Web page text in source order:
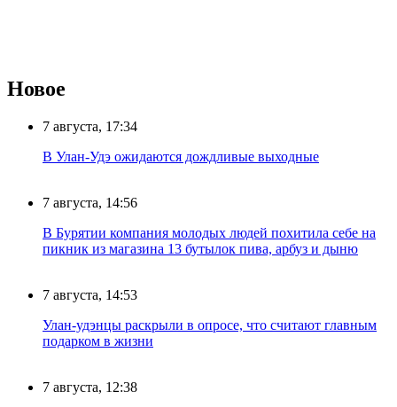
Новое
7 августа, 17:34
В Улан-Удэ ожидаются дождливые выходные
7 августа, 14:56
В Бурятии компания молодых людей похитила себе на
пикник из магазина 13 бутылок пива, арбуз и дыню
7 августа, 14:53
Улан-удэнцы раскрыли в опросе, что считают главным
подарком в жизни
7 августа, 12:38